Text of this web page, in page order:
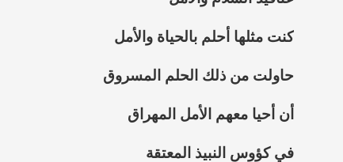
كنت مثلها أحلم بالحياة والأمل
حاولت من ذلك الحلم المسروق
أن أحيا معهم الأمل المهراق
فيكؤوس النبيذ المعتقة